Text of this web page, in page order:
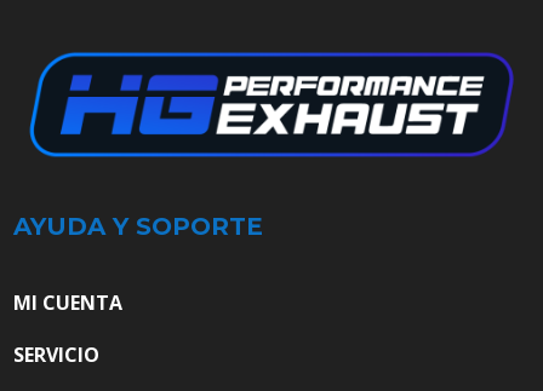
AYUDA Y SOPORTE
MI CUENTA
SERVICIO